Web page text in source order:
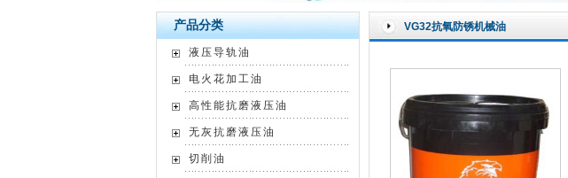
产品分类
液压导轨油
电火花加工油
高性能抗磨液压油
无灰抗磨液压油
切削油
VG32抗氧防锈机械油